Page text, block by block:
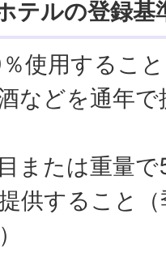
テルの登録基
使用すること
などを通年
または重量
供すること